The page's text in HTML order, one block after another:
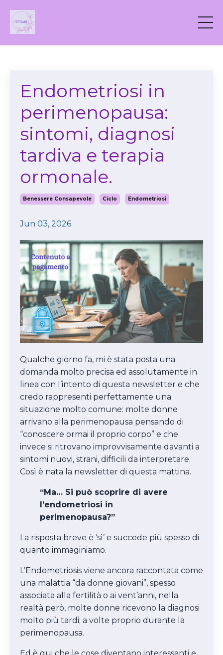
Endometriosi in
perimenopausa:
sintomi, diagnosi
tardiva e terapia
ormonale.
Benessere Consapevole Ciclo Endometriosi
Jun 03, 2026
Qualche giorno fa, mi è stata posta una
domanda molto precisa ed assolutamente in
linea con l’intento di questa newsletter e che
credo rappresenti perfettamente una
situazione molto comune: molte donne
arrivano alla perimenopausa pensando di
“conoscere ormai il proprio corpo” e che
invece si ritrovano improvvisamente davanti a
sintomi nuovi, strani, difficili da interpretare.
Così è nata la newsletter di questa mattina.
“Ma… Si può scoprire di avere
l’endometriosi in
perimenopausa?”
La risposta breve è ‘sì’ e succede più spesso di
quanto immaginiamo.
L’Endometriosis viene ancora raccontata come
una malattia “da donne giovani”, spesso
associata alla fertilità o ai vent’anni, nella
realtà però, molte donne ricevono la diagnosi
molto più tardi; a volte proprio durante la
perimenopausa.